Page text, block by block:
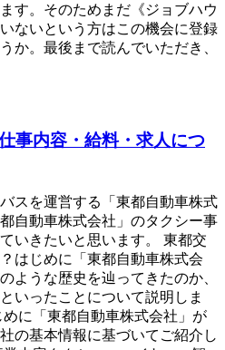
す。そのためまだ《ジョブハウ
ないという方はこの機会に登録
か。最後まで読んでいただき、
事内容・給料・求人につ
スを運営する「東都自動車株式
自動車株式会社」のタクシー事
いきたいと思います。 東都交
はじめに「東都自動車株式会
ような歴史を辿ってきたのか、
いったことについて説明しま
に「東都自動車株式会社」が
の基本情報に基づいてご紹介し